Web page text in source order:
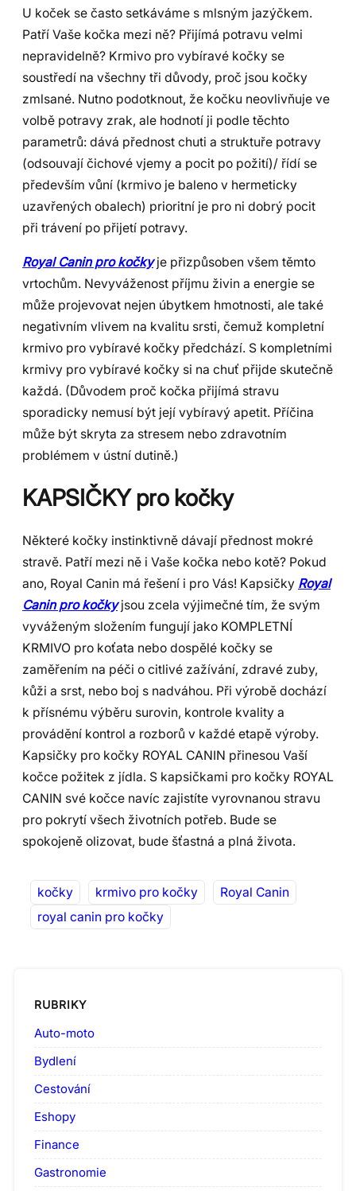
U koček se často setkáváme s mlsným jazýčkem.
Patří Vaše kočka mezi ně? Přijímá potravu velmi
nepravidelně? Krmivo pro vybíravé kočky se
soustředí na všechny tři důvody, proč jsou kočky
zmlsané. Nutno podotknout, že kočku neovlivňuje ve
volbě potravy zrak, ale hodnotí ji podle těchto
parametrů: dává přednost chuti a struktuře potravy
(odsouvají čichové vjemy a pocit po požití)/ řídí se
především vůní (krmivo je baleno v hermeticky
uzavřených obalech) prioritní je pro ni dobrý pocit
při trávení po přijetí potravy.
Royal Canin pro kočkyje přizpůsoben všem těmto
vrtochům. Nevyváženost příjmu živin a energie se
může projevovat nejen úbytkem hmotnosti, ale také
negativním vlivem na kvalitu srsti, čemuž kompletní
krmivo pro vybíravé kočky předchází. S kompletními
krmivy pro vybíravé kočky si na chuť přijde skutečně
každá. (Důvodem proč kočka přijímá stravu
sporadicky nemusí být její vybíravý apetit. Příčina
může být skryta za stresem nebo zdravotním
problémem v ústní dutině.)
KAPSIČKY pro kočky
Některé kočky instinktivně dávají přednost mokré
stravě. Patří mezi ně i Vaše kočka nebo kotě? Pokud
ano, Royal Canin má řešení i pro Vás! Kapsičky Royal
Canin pro kočkyjsou zcela výjimečné tím, že svým
vyváženým složením fungují jako KOMPLETNÍ
KRMIVO pro koťata nebo dospělé kočky se
zaměřením na péči o citlivé zažívání, zdravé zuby,
kůži a srst, nebo boj s nadváhou. Při výrobě dochází
k přísnému výběru surovin, kontrole kvality a
provádění kontrol a rozborů v každé etapě výroby.
Kapsičky pro kočky ROYAL CANIN přinesou Vaší
kočce požitek z jídla. S kapsičkami pro kočky ROYAL
CANIN své kočce navíc zajistíte vyrovnanou stravu
pro pokrytí všech životních potřeb. Bude se
spokojeně olizovat, bude šťastná a plná života.
kočky krmivo pro kočky
Royal Canin
royal canin pro kočky
RUBRIKY
Auto-moto
Bydlení
Cestování
Eshopy
Finance
Gastronomie